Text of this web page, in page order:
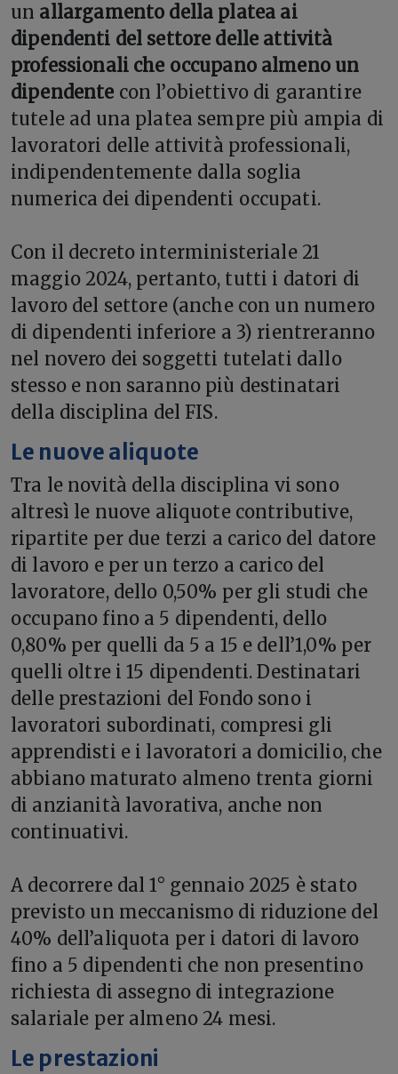
un allargamento della platea ai
dipendenti del settore delle attività
professionali che occupano almeno un
dipendente con l’obiettivo di garantire
tutele ad una platea sempre più ampia di
lavoratori delle attività professionali,
indipendentemente dalla soglia
numerica dei dipendenti occupati.
Con il decreto interministeriale 21
maggio 2024, pertanto, tutti i datori di
lavoro del settore (anche con un numero
di dipendenti inferiore a 3) rientreranno
nel novero dei soggetti tutelati dallo
stesso e non saranno più destinatari
della disciplina del FIS.
Le nuove aliquote
Tra le novità della disciplina vi sono
altresì le nuove aliquote contributive,
ripartite per due terzi a carico del datore
di lavoro e per un terzo a carico del
lavoratore, dello 0,50% per gli studi che
occupano fino a 5 dipendenti, dello
0,80% per quelli da 5 a 15 e dell’1,0% per
quelli oltre i 15 dipendenti. Destinatari
delle prestazioni del Fondo sono i
lavoratori subordinati, compresi gli
apprendisti e i lavoratori a domicilio, che
abbiano maturato almeno trenta giorni
di anzianità lavorativa, anche non
continuativi.
A decorrere dal 1° gennaio 2025 è stato
previsto un meccanismo di riduzione del
40% dell’aliquota per i datori di lavoro
fino a 5 dipendenti che non presentino
richiesta di assegno di integrazione
salariale per almeno 24 mesi.
Le prestazioni